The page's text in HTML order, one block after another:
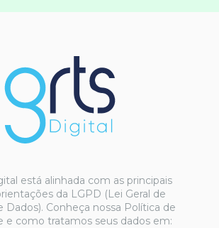
está alinhada com as principais
da LGPD (Lei Geral de
Dados). Conheça nossa Política de